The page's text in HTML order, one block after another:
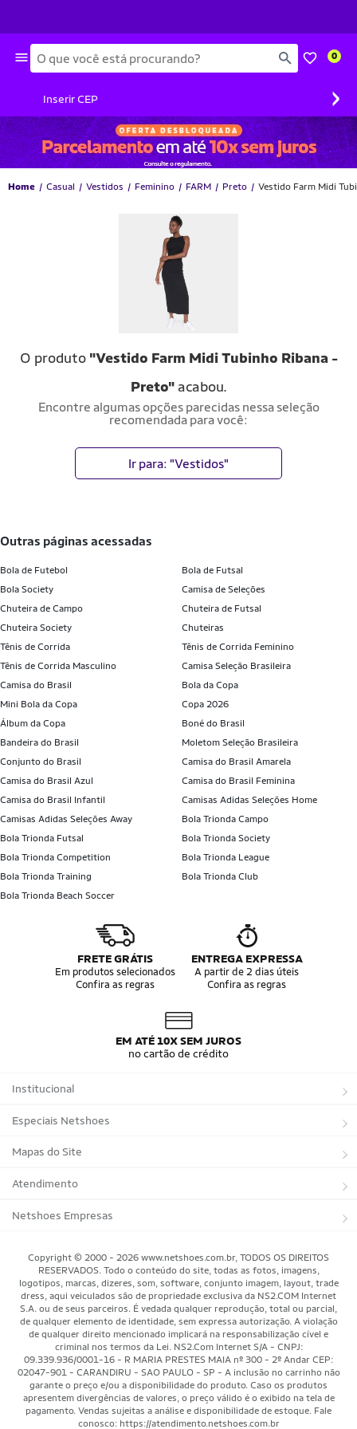
Busca 0
Inserir CEP ›
Home Casual Vestidos Feminino FARM Preto Vestido Farm Midi
O produto "Vestido Farm Midi Tubinho Ribana -
Preto"acabou.
Encontre algumas opções parecidas nessa seleção
recomendada para você:
Ir para: "Vestidos"
outras páginas acessadas
Bola de Futebol
Bola de Futsal
Bola Society
Camisa de Seleções
Chuteira de Campo
Chuteira de Futsal
Chuteira Society
Chuteiras
Tênis de Corrida
Tênis de Corrida Feminino
Tênis de Corrida Masculino
Camisa Seleção Brasileira
Camisa do Brasil
Bola da Copa
Mini Bola da Copa
Copa 2026
Álbum da Copa
Boné do Brasil
Bandeira do Brasil
Moletom Seleção Brasileira
Conjunto do Brasil
Camisa do Brasil Amarela
Camisa do Brasil Azul
Camisa do Brasil Feminina
Camisa do Brasil Infantil
Camisas Adidas Seleções Home
Camisas Adidas Seleções Away
Bola Trionda Campo
Bola Trionda Futsal
Bola Trionda Society
Bola Trionda Competition
Bola Trionda League
Bola Trionda Training
Bola Trionda Club
Bola Trionda Beach Soccer
FRETE GRÁTIS
Em produtos selecionados
Confira as regras
ENTREGA EXPRESSA
A partir de 2 dias úteis
Confira as regras
EM ATÉ 10X SEM JUROS
no cartão de crédito
Institucional
Sobre a Netshoes
Política de Privacidade
Programa de Afiliados
Regulamentos
Programa de Integridade
Blog
Black Friday Magalu
Black Friday Netshoes
Lojas Físicas
Especiais Netshoes
Suplementos
Corrida
Bicicletas
Basquete
Motorsport
Saúde Bem-Estar
Aventura
Mundo das Raquetes
Mapas do Site
Marcas
Tipos de Produtos
Atendimento
Trocas e devoluções
Minha Conta
Meus Pedidos
Pagamentos
Cancelamentos
Segurança & Privacidade
Como Comprar
Netshoes Empresas
Copyright © 2000 - 2026 www.netshoes.com.br, TODOS OS DIREITOS
RESERVADOS. Todo o conteúdo do site, todas as fotos, imagens,
logotipos, marcas, dizeres, som, software, conjunto imagem, layout, trade
dress, aqui veiculados são de propriedade exclusiva da NS2.COM Internet
S.A. ou de seus parceiros. É vedada qualquer reprodução, total ou parcial,
de qualquer elemento de identidade, sem expressa autorização. A violação
de qualquer direito mencionado implicará na responsabilização cível e
criminal nos termos da Lei. NS2.Com Internet S/A - CNPJ:
09.339.936/0001-16 - R MARIA PRESTES MAIA nº 300 - 2º Andar CEP:
02047-901 - CARANDIRU - SAO PAULO - SP - A inclusão no carrinho não
garante o preço e/ou a disponibilidade do produto. Caso os produtos
apresentem divergências de valores, o preço válido é o exibido na tela de
pagamento. Vendas sujeitas a análise e disponibilidade de estoque. Fale
conosco: https://atendimento.netshoes.com.br